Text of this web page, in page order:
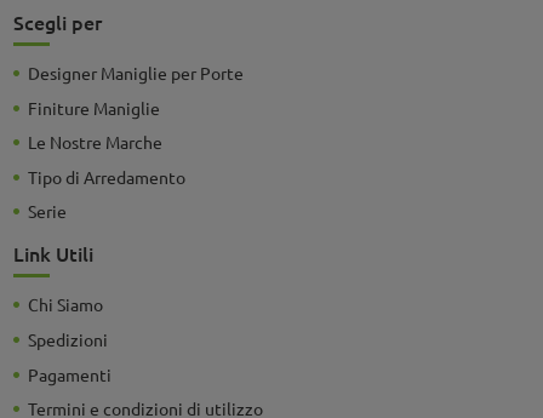
Scegli per
Designer Maniglie per Porte
Finiture Maniglie
Le Nostre Marche
Tipo di Arredamento
Serie
Link Utili
Chi Siamo
Spedizioni
Pagamenti
Termini e condizioni di utilizzo